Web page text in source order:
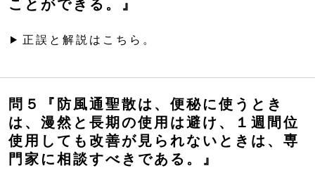
ことができる。』
正誤と解説はこちら。
問５『防風通聖散は、便秘に使うとき
は、漫然と長期の使用は避け、１週間位
使用しても改善が見られないときは、専
門家に相談すべきである。』